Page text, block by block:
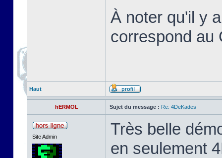
À noter qu'il y
correspond au
Haut
hERMOL Sujet du message : Re: 4DeKades
Site Admin
Très belle
en seulement